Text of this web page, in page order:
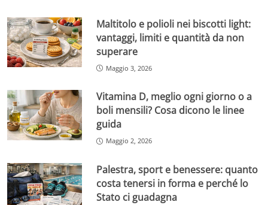
Maltitolo e polioli nei biscotti light:
vantaggi, limiti e quantità da non
superare
Maggio 3, 2026
Vitamina D, meglio ogni giorno o a
boli mensili? Cosa dicono le linee
guida
Maggio 2, 2026
Palestra, sport e benessere: quanto
costa tenersi in forma e perché lo
Stato ci guadagna